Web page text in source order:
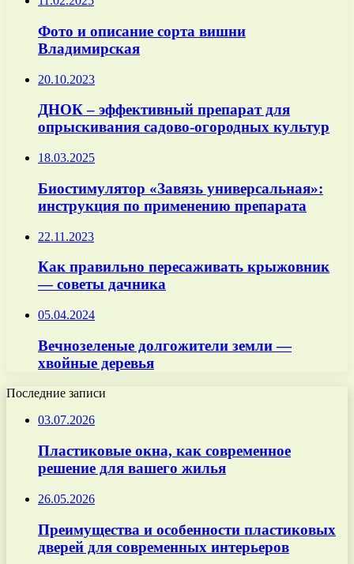
Фото и описание сорта вишни
Владимирская
20.10.2023
ДНОК – эффективный препарат для
опрыскивания садово-огородных культур
18.03.2025
Биостимулятор «Завязь универсальная»:
инструкция по применению препарата
22.11.2023
Как правильно пересаживать крыжовник
— советы дачника
05.04.2024
Вечнозеленые долгожители земли —
хвойные деревья
Последние записи
03.07.2026
Пластиковые окна, как современное
решение для вашего жилья
26.05.2026
Преимущества и особенности пластиковых
дверей для современных интерьеров